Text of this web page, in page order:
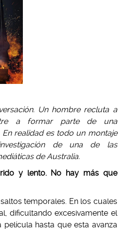
Un hombre recluta a
a formar parte de una
realidad es todo un montaje
de una de las
de Australia.
y lento. No hay más que
temporales. En los cuales
dificultando excesivamente el
hasta que esta avanza